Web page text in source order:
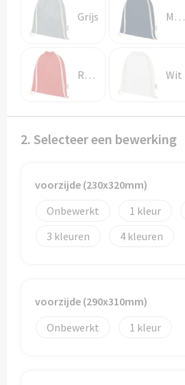
Potloden
Markeerstiften
Geschenksets
Notaboekjes
Notablokken
Mappen
Bidons
Grijs Marineblauw
Rood Wit
2. Selecteer een bewerking
voorzijde (230x320mm)
Onbewerkt
1
3
4
voorzijde (290x310mm)
Onbewerkt
1